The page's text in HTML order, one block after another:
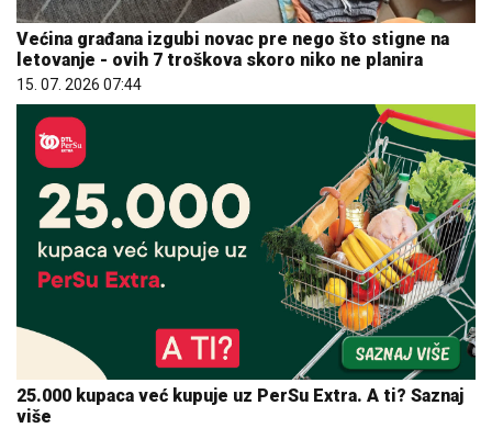
Većina građana izgubi novac pre nego što stigne na
letovanje - ovih 7 troškova skoro niko ne planira
15. 07. 2026 07:44
25.000 kupaca već kupuje uz PerSu Extra. A ti? Saznaj
više